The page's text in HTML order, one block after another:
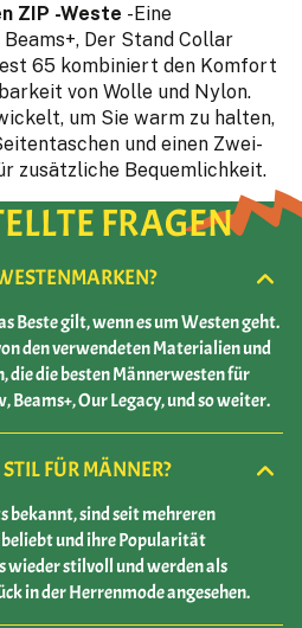
ZIP -Weste -Eine
Der Stand Collar
65 kombiniert den Komfort
von Wolle und Nylon.
um Sie warm zu halten,
und einen Zwei-
zusätzliche Bequemlichkeit.
FRAGEN
Beste gilt, wenn es um Westen geht.
den verwendeten Materialien und
die besten Männerwesten für
Beams+, Our Legacy, und so weiter.
FÜR MÄNNER?
bekannt, sind seit mehreren
und ihre Popularität
wieder stilvoll und werden als
in der Herrenmode angesehen.